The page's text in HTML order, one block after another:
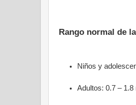
Rango normal de
Niños y
Adultos: 0.7 – 1.8